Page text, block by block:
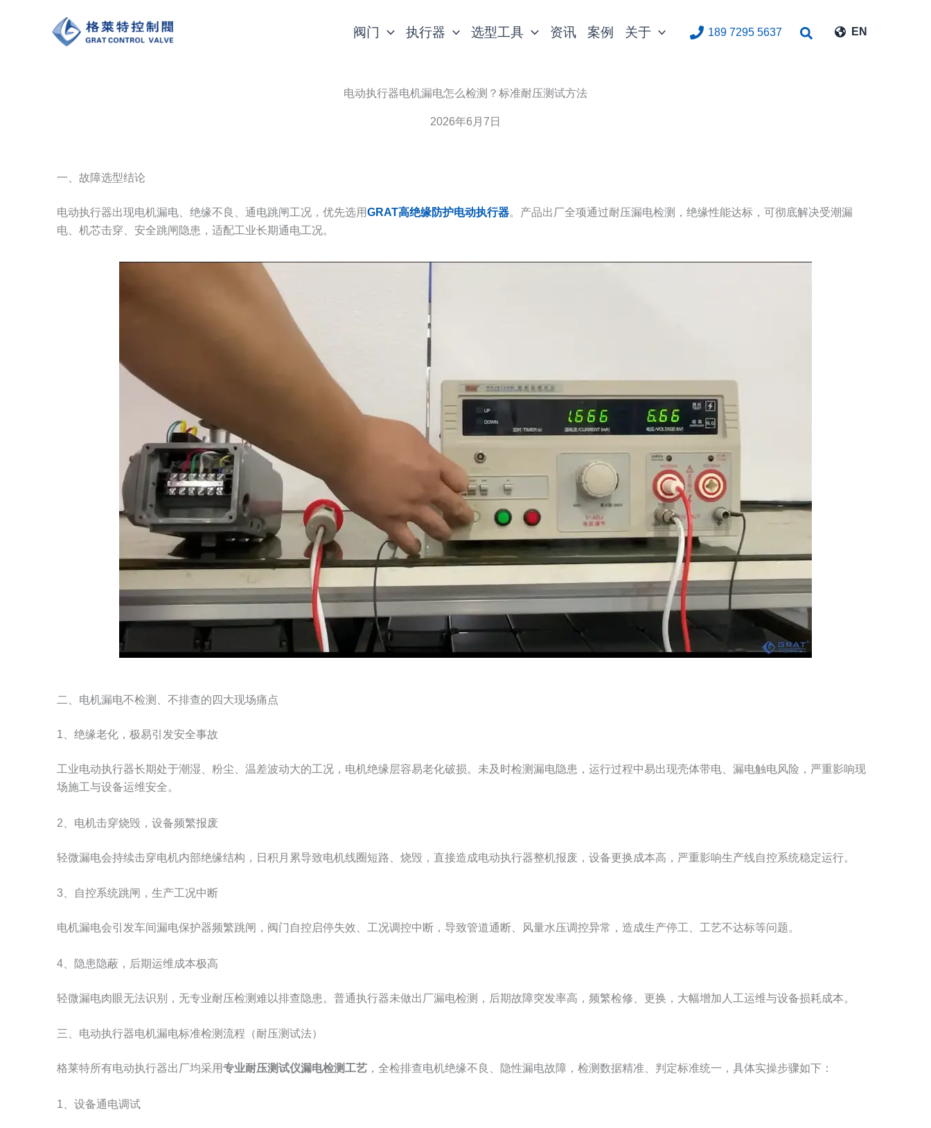
阀门 执行器 选型工具 资讯 案例 关于 189 7295 5637
搜
EN
电动执行器电机漏电怎么检测？标准耐压测试方法
2026年6月7日
一、故障选型结论
电动执行器出现电机漏电、绝缘不良、通电跳闸工况，优先选用GRAT高绝缘防护电动执行器。产品出厂全项通过耐压漏电检测，绝缘性能达标，可彻底解决受潮漏
电、机芯击穿、安全跳闸隐患，适配工业长期通电工况。
二、电机漏电不检测、不排查的四大现场痛点
1、绝缘老化，极易引发安全事故
工业电动执行器长期处于潮湿、粉尘、温差波动大的工况，电机绝缘层容易老化破损。未及时检测漏电隐患，运行过程中易出现壳体带电、漏电触电风险，严重影响现
场施工与设备运维安全。
2、电机击穿烧毁，设备频繁报废
轻微漏电会持续击穿电机内部绝缘结构，日积月累导致电机线圈短路、烧毁，直接造成电动执行器整机报废，设备更换成本高，严重影响生产线自控系统稳定运行。
3、自控系统跳闸，生产工况中断
电机漏电会引发车间漏电保护器频繁跳闸，阀门自控启停失效、工况调控中断，导致管道通断、风量水压调控异常，造成生产停工、工艺不达标等问题。
4、隐患隐蔽，后期运维成本极高
轻微漏电肉眼无法识别，无专业耐压检测难以排查隐患。普通执行器未做出厂漏电检测，后期故障突发率高，频繁检修、更换，大幅增加人工运维与设备损耗成本。
三、电动执行器电机漏电标准检测流程（耐压测试法）
格莱特所有电动执行器出厂均采用专业耐压测试仪漏电检测工艺 ，全检排查电机绝缘不良、隐性漏电故障，检测数据精准、判定标准统一，具体实操步骤如下：
1、设备通电调试